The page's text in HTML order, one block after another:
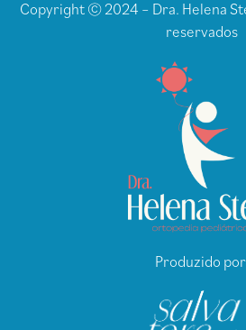
Copyright © 2024 – Dra. Helena
reservados
Produzido